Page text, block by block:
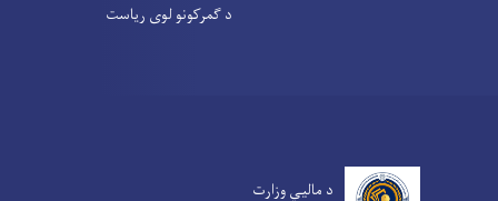
د گمرکونو لوی ریاست
د مالیي وزارت